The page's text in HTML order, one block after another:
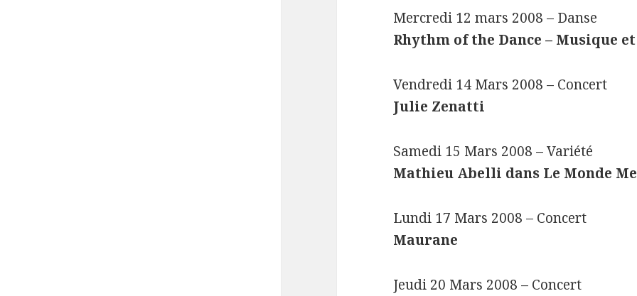
Mercredi 12 mars 2008 – Danse
Rhythm of the Dance – Musique
Vendredi 14 Mars 2008 – Concert
Julie Zenatti
Samedi 15 Mars 2008 – Variété
Mathieu Abelli dans Le Monde
Lundi 17 Mars 2008 – Concert
Maurane
Jeudi 20 Mars 2008 – Concert